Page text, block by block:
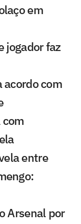
em
jogador faz
acordo com
entre
Arsenal por